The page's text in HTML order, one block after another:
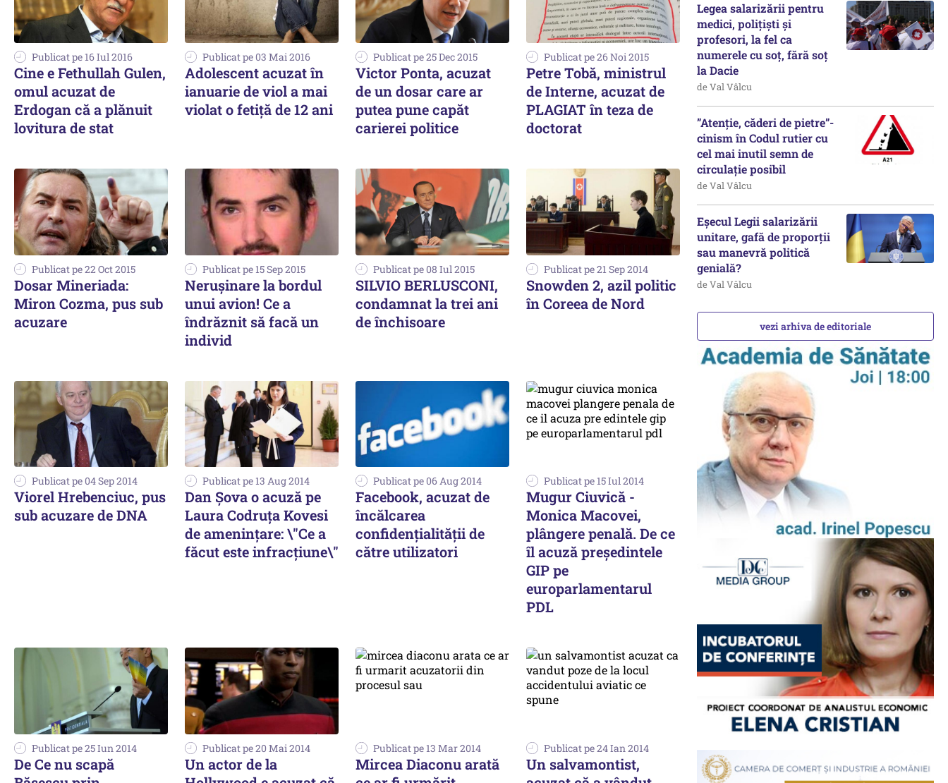
Publicat pe 16 Iul 2016
Cine e Fethullah Gulen,
omul acuzat de
Erdogan că a plănuit
lovitura de stat
Publicat pe 03 Mai 2016
Adolescent acuzat în
ianuarie de viol a mai
violat o fetiță de 12 ani
Publicat pe 25 Dec 2015
Victor Ponta, acuzat
de un dosar care ar
putea pune capăt
carierei politice
Publicat pe 26 Noi 2015
Petre Tobă, ministrul
de Interne, acuzat de
PLAGIAT în teza de
doctorat
Publicat pe 22 Oct 2015
Dosar Mineriada:
Miron Cozma, pus sub
acuzare
Publicat pe 15 Sep 2015
Nerușinare la bordul
unui avion! Ce a
îndrăznit să facă un
individ
Publicat pe 08 Iul 2015
SILVIO BERLUSCONI,
condamnat la trei ani
de închisoare
Publicat pe 21 Sep 2014
Snowden 2, azil politic
în Coreea de Nord
Publicat pe 04 Sep 2014
Viorel Hrebenciuc, pus
sub acuzare de DNA
Publicat pe 13 Aug 2014
Dan Șova o acuză pe
Laura Codruța Kovesi
de amenințare: \"Ce a
făcut este infracțiune\"
Publicat pe 06 Aug 2014
Facebook, acuzat de
încălcarea
confidenţialităţii de
către utilizatori
Publicat pe 15 Iul 2014
Mugur Ciuvică -
Monica Macovei,
plângere penală. De ce
îl acuză președintele
GIP pe
europarlamentarul
PDL
Publicat pe 25 Iun 2014
De Ce nu scapă
Publicat pe 20 Mai 2014
Un actor de la
Publicat pe 13 Mar 2014
Mircea Diaconu arată
Publicat pe 24 Ian 2014
Un salvamontist,
Legea salarizării pentru
medici, polițiști și
profesori, la fel ca
numerele cu soț, fără soț
la Dacie
de Val Vâlcu
”Atenție, căderi de pietre”-
cinism în Codul rutier cu
cel mai inutil semn de
circulație posibil
de Val Vâlcu
Eșecul Legii salarizării
unitare, gafă de proporții
sau manevră politică
genială?
de Val Vâlcu
vezi arhiva de editoriale